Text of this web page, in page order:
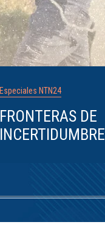
Especiales NTN24
FRONTERAS DE
INCERTIDUMBRE